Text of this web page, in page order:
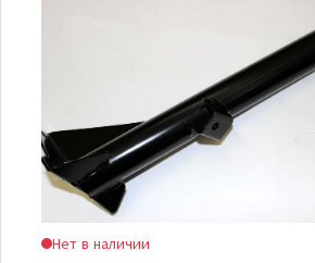
Нет в наличии